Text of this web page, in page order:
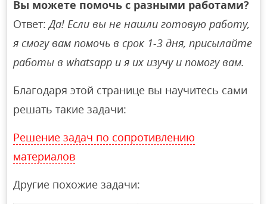
Вы можете помочь с разными работами?
Ответ:Да! Если вы не нашли готовую работу,
я смогу вам помочь в срок 1-3 дня, присылайте
работы в whatsapp и я их изучу и помогу вам.
Благодаря этой странице вы научитесь сами
решать такие задачи:
Решение задач по сопротивлению
материалов
Другие похожие задачи: